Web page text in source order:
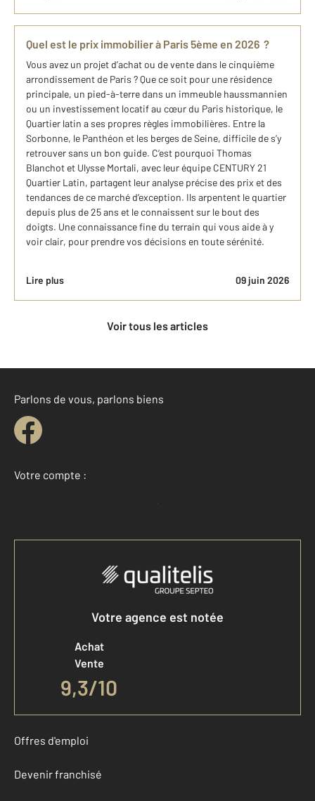
Quel est le prix immobilier à Paris 5ème en 2026 ?
Vous avez un projet d’achat ou de vente dans le cinquième
arrondissement de Paris ? Que ce soit pour une résidence
principale, un pied-à-terre dans un immeuble haussmannien
ou un investissement locatif au cœur du Paris historique, le
Quartier latin a ses propres règles immobilières. Entre la
Sorbonne, le Panthéon et les berges de Seine, difficile de s’y
retrouver sans un bon guide. C’est pourquoi Thomas
Blanchot et Ulysse Mortali, avec leur équipe CENTURY 21
Quartier Latin, partagent leur analyse précise des prix et des
tendances de ce marché d’exception. Ils arpentent le quartier
depuis plus de 25 ans et le connaissent sur le bout des
doigts. Une connaissance fine du terrain qui vous aide à y
voir clair, pour prendre vos décisions en toute sérénité.
Lire plus 09 juin 2026
Voir tous les articles
Parlons de vous, parlons biens
Votre compte :
Accéder à mon compte
Votre agence est notée
Achat
Vente
9,3/10
Offres d'emploi
Devenir franchisé